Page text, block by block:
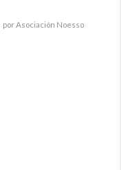
porAsociación Noesso